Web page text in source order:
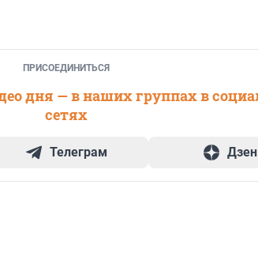
ПРИСОЕДИНИТЬСЯ
дня — в наших группах в
сетях
Телеграм Дзен